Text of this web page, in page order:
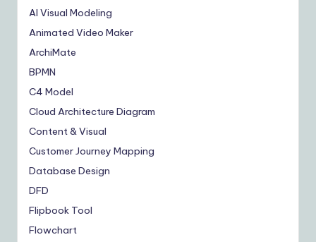
AI Visual Modeling
Animated Video Maker
ArchiMate
BPMN
C4 Model
Cloud Architecture Diagram
Content & Visual
Customer Journey Mapping
Database Design
DFD
Flipbook Tool
Flowchart